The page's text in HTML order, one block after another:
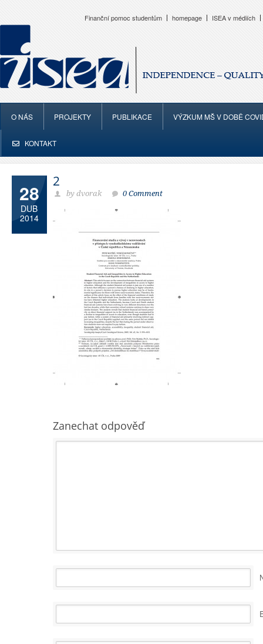
Finanční pomoc studentům homepage ISEA v médiích
O NÁS PROJEKTY PUBLIKACE VÝZKUM MŠ V DOBĚ
KONTAKT
28
DUB
2014
2
by dvorak 0 Comment
Zanechat odpověď